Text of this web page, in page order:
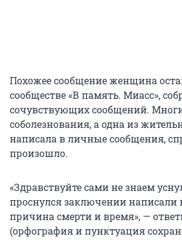
Похожее сообщение женщина
сообществе «В память. Миасс»,
сочувствующих сообщений.
соболезнования, а одна из
написала в личные сообщения,
произошло.
«Здравствуйте сами не знаем
проснулся заключении написали
причина смерти и время», —
(орфография и пунктуация